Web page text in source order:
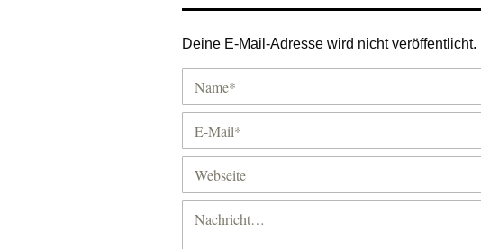
Deine E-Mail-Adresse wird nicht veröffentlicht.